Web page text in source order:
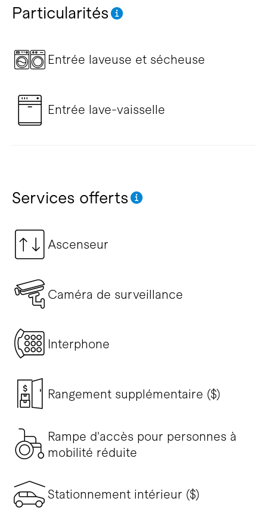
Particularités
Entrée laveuse et sécheuse
Entrée lave-vaisselle
Services offerts
Ascenseur
Caméra de surveillance
Interphone
Rangement supplémentaire ($)
Rampe d'accès pour personnes à
mobilité réduite
Stationnement intérieur ($)